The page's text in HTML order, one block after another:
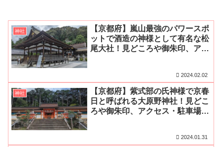
神社
【京都府】嵐山最強のパワースポ
ットで酒造の神様として有名な松
尾大社！見どころや御朱印、アク
2024.02.02
神社
【京都府】紫式部の氏神様で京春
日と呼ばれる大原野神社！見どこ
ろや御朱印、アクセス・駐車場を
2024.01.31